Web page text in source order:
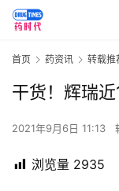
首页 药资讯 转载推
干货！辉瑞
2021年9月6日 11:13
浏览量 2935